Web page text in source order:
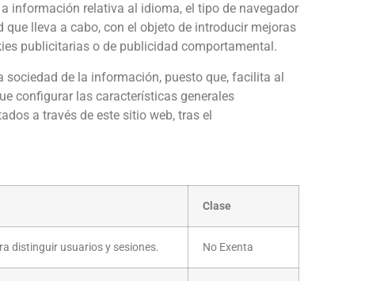
información relativa al idioma, el tipo de navegador
lleva a cabo, con el objeto de introducir mejoras
publicitarias o de publicidad comportamental.
sociedad de la información, puesto que, facilita al
configurar las características generales
a través de este sitio web, tras el
Clase
distinguir usuarios y sesiones. No Exenta